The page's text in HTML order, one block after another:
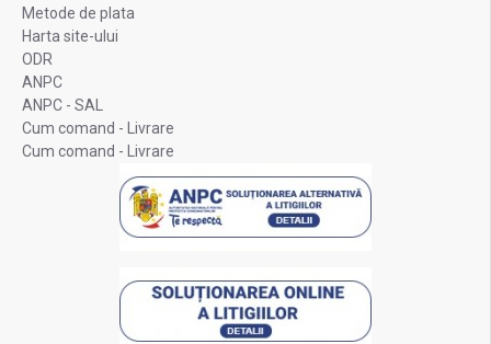
Metode de plata
Harta site-ului
ODR
ANPC
ANPC - SAL
Cum comand - Livrare
Cum comand - Livrare